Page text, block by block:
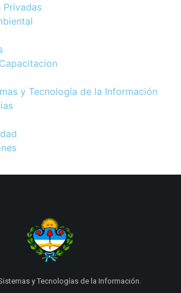
Privadas
y Tecnología de la Información
y Tecnologías de la Información.